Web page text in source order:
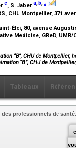
c, S. Jabera, b,⁎
CHU Montpellier, 371
Éloi, 80, avenue
Medicine, GReD, UMR/
“B”, CHU de Montpellier,
“B”, CHU de
Tableaux
des professionnels de santé.